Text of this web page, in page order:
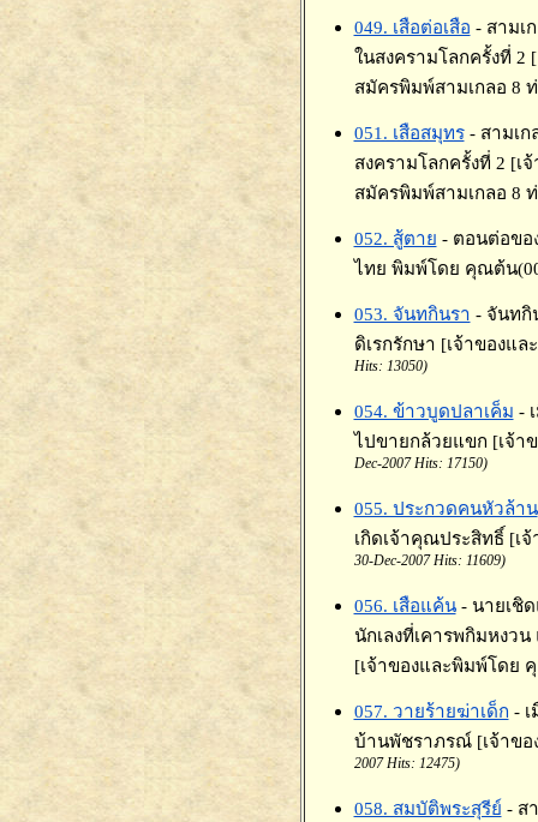
049. เสือต่อเสือ - สามเ
ในสงครามโลกครั้งที่ 2
สมัครพิมพ์สามเกลอ 8
051. เสือสมุทร - สามเก
สงครามโลกครั้งที่ 2 [เ
สมัครพิมพ์สามเกลอ 8
052. สู้ตาย - ตอนต่อขอ
ไทย พิมพ์โดย คุณต้น
053. จันทกินรา - จันทกิ
ดิเรกรักษา [เจ้าของแ
Hits: 13050)
054. ข้าวบูดปลาเค็ม -
ไปขายกล้วยแขก [เจ้า
Dec-2007 Hits: 17150)
055. ประกวดคนหัวล้าน
เกิดเจ้าคุณประสิทธิ์ [เ
30-Dec-2007 Hits: 11609)
056. เสือแค้น - นายเชิ
นักเลงที่เคารพกิมหงว
[เจ้าของและพิมพ์โดย
057. วายร้ายฆ่าเด็ก -
บ้านพัชราภรณ์ [เจ้าข
2007 Hits: 12475)
058. สมบัติพระสุรีย์ - ส